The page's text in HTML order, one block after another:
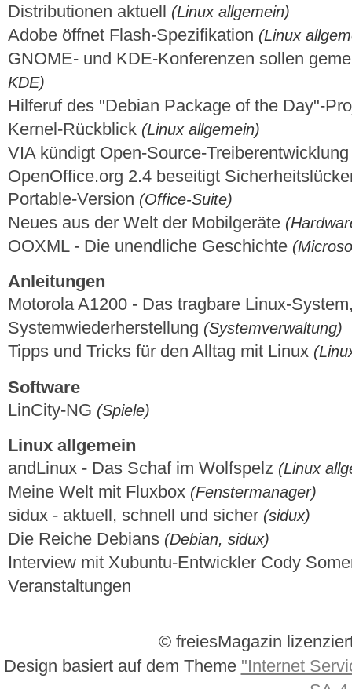
Distributionen aktuell (Linux allgemein)
Adobe öffnet Flash-Spezifikation (Linux
GNOME- und KDE-Konferenzen sollen
KDE)
Hilferuf des "Debian Package of the Day"-
Kernel-Rückblick (Linux allgemein)
VIA kündigt Open-Source-
OpenOffice.org 2.4 beseitigt
Portable-Version (Office-Suite)
Neues aus der Welt der Mobilgeräte
OOXML - Die unendliche Geschichte
Anleitungen
Motorola A1200 - Das tragbare Linux-
Systemwiederherstellung (Systemverwaltung)
Tipps und Tricks für den Alltag mit Linux
Software
LinCity-NG (Spiele)
Linux allgemein
andLinux - Das Schaf im Wolfspelz (Linux
Meine Welt mit Fluxbox (Fenstermanager)
sidux - aktuell, schnell und sicher (sidux)
Die Reiche Debians (Debian, sidux)
Interview mit Xubuntu-Entwickler Cody
Veranstaltungen
© freiesMagazin
Design basiert auf dem Theme "Internet